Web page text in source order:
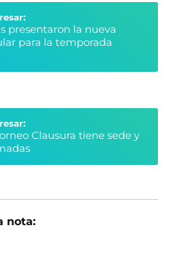
presentaron la nueva
para la temporada
Clausura tiene sede y
nota: